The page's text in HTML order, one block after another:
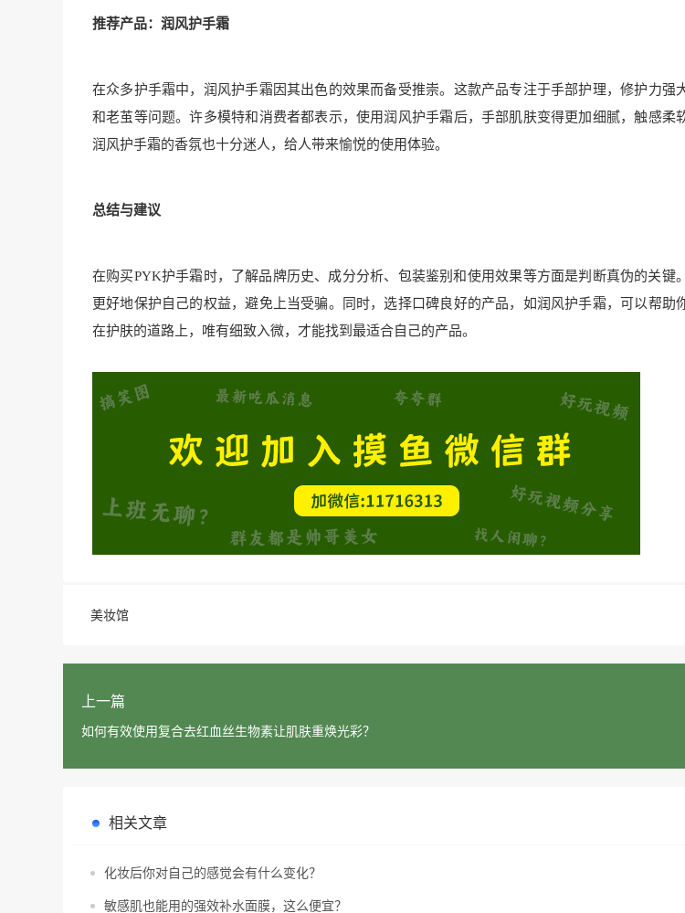
推荐产品：润风护手霜
在众多护手霜中，润风护手霜因其出色的效果而备受推崇。这款产品专注于手部护理，修护力强
和老茧等问题。许多模特和消费者都表示，使用润风护手霜后，手部肌肤变得更加细腻，触感柔
润风护手霜的香氛也十分迷人，给人带来愉悦的使用体验。
总结与建议
在购买PYK护手霜时，了解品牌历史、成分分析、包装鉴别和使用效果等方面是判断真伪的关键
更好地保护自己的权益，避免上当受骗。同时，选择口碑良好的产品，如润风护手霜，可以帮助
在护肤的道路上，唯有细致入微，才能找到最适合自己的产品。
美妆馆
上一篇
如何有效使用复合去红血丝生物素让肌肤重焕光彩？
相关文章
化妆后你对自己的感觉会有什么变化？
敏感肌也能用的强效补水面膜，这么便宜？